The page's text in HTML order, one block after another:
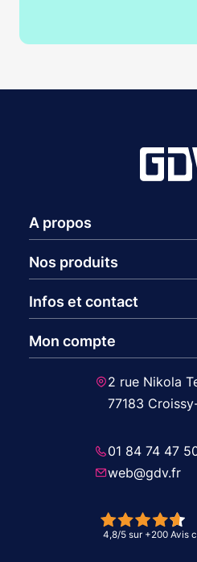
A propos
Nos produits
Infos et contact
Mon compte
2 rue Nikola
77183
01 84 74 47
web@gdv.fr